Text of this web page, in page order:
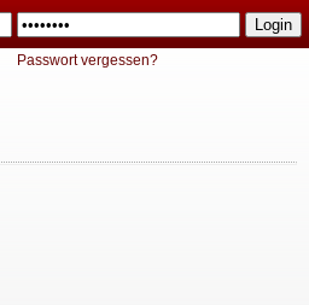
Passwort vergessen?